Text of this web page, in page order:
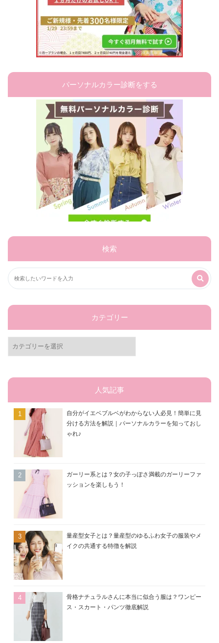
パーソナルカラー診断をする
検索
カテゴリー
カ
テ
リ
人気記事
自分がイエベブルベがわからない人必見！簡単に見
分ける方法を解説｜パーソナルカラーを知っておし
ゃれ♪
ガーリー系とは？女の子っぽさ満載のガーリーファ
ッションを楽しもう！
量産型女子とは？量産型のゆるふわ女子の服装やメ
イクの共通する特徴を解説
骨格ナチュラルさんに本当に似合う服は？ワンピー
ス・スカート・パンツ徹底解説